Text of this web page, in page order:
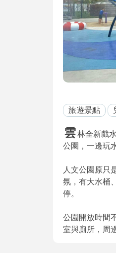
旅遊景點
雲林全新戲
公園，一邊玩
人文公園原只
氛，有大水桶
停。
公園開放時間
室與廁所，周